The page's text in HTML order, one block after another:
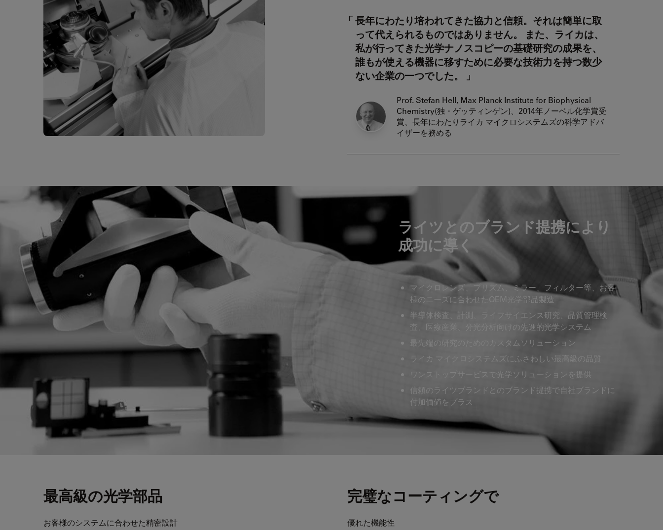
長年にわたり培われてきた協力と信頼。それは簡単に取
って代えられるものではありません。 また、ライカは、
私が行ってきた光学ナノスコピーの基礎研究の成果を、
誰もが使える機器に移すために必要な技術力を持つ数少
ない企業の一つでした。
Prof. Stefan Hell, Max Planck Institute for Biophysical
Chemistry(独・ゲッティンゲン)、2014年ノーベル化学賞受
賞、長年にわたりライカ マイクロシステムズの科学アドバ
イザーを務める
ライツとのブランド提携により
成功に導く
マイクロレンズ、プリズム、ミラー、フィルター等、お客
様のニーズに合わせたOEM光学部品製造
半導体検査、計測、ライフサイエンス研究、品質管理検
査、医療産業、分光分析向けの先進的光学システム
最先端の研究のためのカスタムソリューション
ライカ マイクロシステムズにふさわしい最高級の品質
ワンストップサービスで光学ソリューションを提供
信頼のライツブランドとのブランド提携で自社ブランドに
付加価値をプラス
最高級の光学部品
お客様のシステムに合わせた精密設計
完璧なコーティングで
優れた機能性